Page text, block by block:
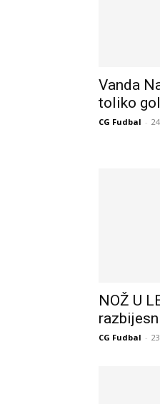
Vanda
toliko
CG Fudbal -
NOŽ U
CG Fudbal -